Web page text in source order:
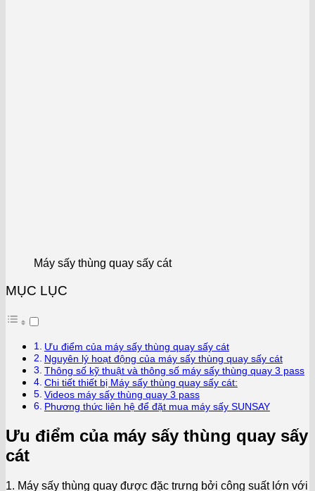
Máy sấy thùng quay sấy cát
MỤC LỤC
Ưu điểm của máy sấy thùng quay sấy cát
Nguyên lý hoạt động của máy sấy thùng quay sấy cát
Thông số kỹ thuật và thông số máy sấy thùng quay 3 pass
Chi tiết thiết bị Máy sấy thùng quay sấy cát:
Videos máy sấy thùng quay 3 pass
Phương thức liên hệ để đặt mua máy sấy SUNSAY
Ưu điểm của máy sấy thùng quay sấy
cát
1. Máy sấy thùng quay được đặc trưng bởi công suất lớn với